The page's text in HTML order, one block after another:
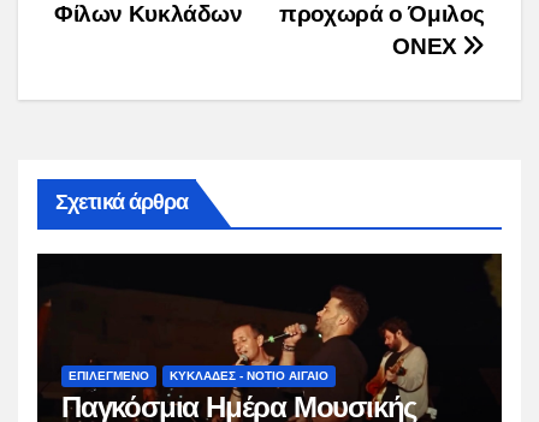
προχωρά ο Όμιλος
ΟΝΕΧ
Φίλων Κυκλάδων
Σχετικά άρθρα
ΕΠΙΛΕΓΜΕΝΟ ΚΥΚΛΑΔΕΣ - ΝΟΤΙΟ ΑΙΓΑΙΟ
Παγκόσμια Ημέρα Μουσικής